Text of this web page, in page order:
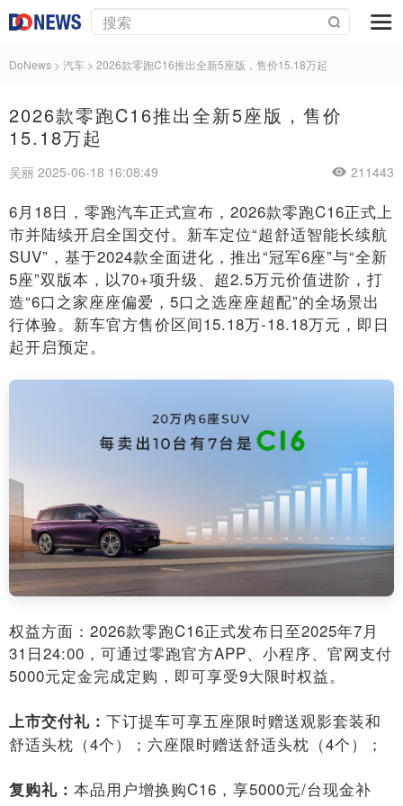
DoNews > 汽车 > 2026款零跑C16推出全新5座版，售价15.18万起
2026款零跑C16推出全新5座版，售价
15.18万起
吴丽 2025-06-18 16:08:49 211443
6月18日，零跑汽车正式宣布，2026款零跑C16正式上
市并陆续开启全国交付。新车定位“超舒适智能长续航
SUV”，基于2024款全面进化，推出“冠军6座”与“全新
5座”双版本，以70+项升级、超2.5万元价值进阶，打
造“6口之家座座偏爱，5口之选座座超配”的全场景出
行体验。新车官方售价区间15.18万-18.18万元，即日
起开启预定。
权益方面：2026款零跑C16正式发布日至2025年7月
31日24:00，可通过零跑官方APP、小程序、官网支付
5000元定金完成定购，即可享受9大限时权益。
上市交付礼： 下订提车可享五座限时赠送观影套装和
舒适头枕（4个）；六座限时赠送舒适头枕（4个）；
复购礼： 本品用户增换购C16，享5000元/台现金补